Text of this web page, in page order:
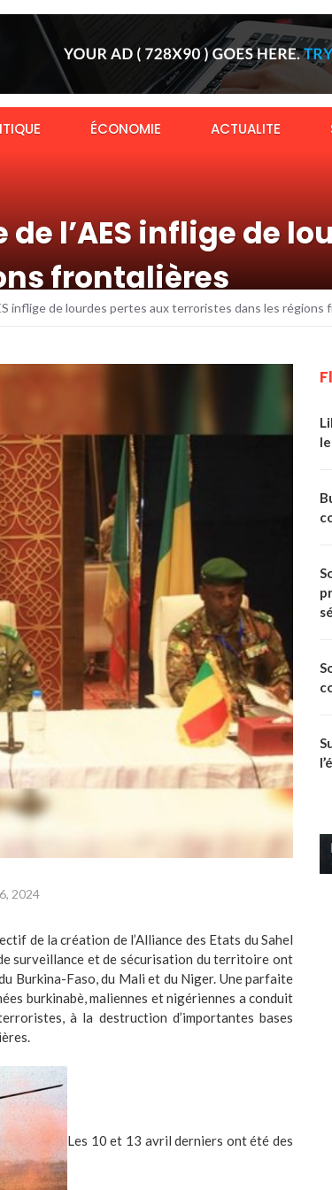
ÉCONOMIE ACTUALITE
l’AES inflige de
frontalières
inflige de lourdes pertes aux terroristes dans les régions
2024
de la création de l’Alliance des Etats du Sahel
surveillance et de sécurisation du territoire ont
Burkina-Faso, du Mali et du Niger. Une parfaite
burkinabè, maliennes et nigériennes a conduit
à la destruction d’importantes bases
Les 10 et 13 avril derniers ont été des